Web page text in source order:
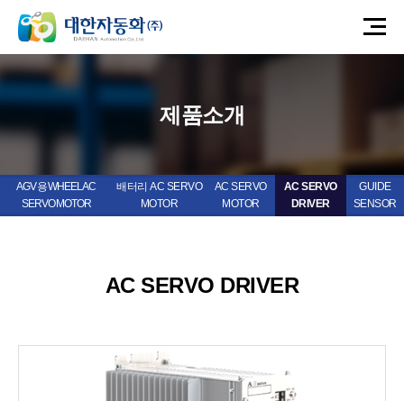
제품소개
AGV 용 WHEEL AC
SERVO MOTOR
배터리 AC SERVO
MOTOR
AC SERVO
MOTOR
AC SERVO
DRIVER
GUIDE
SENSOR
AC SERVO DRIVER